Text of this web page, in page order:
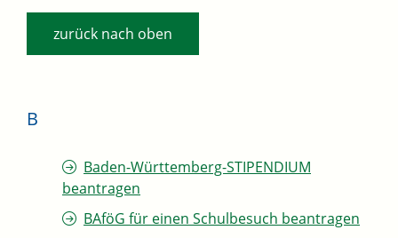
zurück nach oben
B
Baden-Württemberg-STIPENDIUM
beantragen
BAföG für einen Schulbesuch beantragen